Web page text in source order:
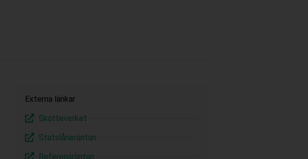
Externa länkar
Skatteverket
Statslåneräntan
Referensräntan